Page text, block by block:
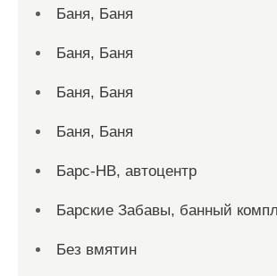
Баня, Баня
Баня, Баня
Баня, Баня
Баня, Баня
Барс-НВ, автоцентр
Барские Забавы, банный
Без вмятин